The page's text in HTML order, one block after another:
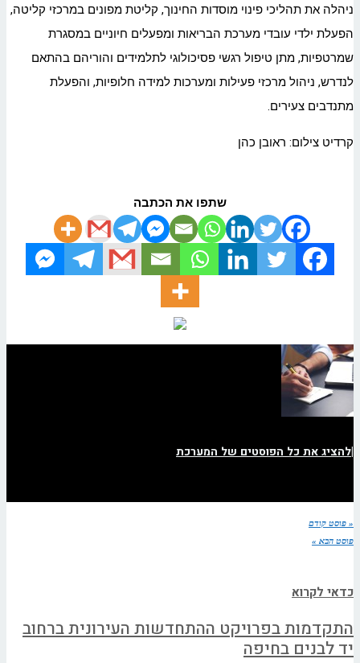
ניהלה את תהליכי פינוי מוסדות החינוך, קליטת מפונים במרכזי קליטה,
הפעלת ילדי עובדי מערכת הבריאות ומפעלים חיוניים במסגרת
שמרטפיות, מתן טיפול רגשי פסיכולוגי לתלמידים והוריהם בהתאם
לנדרש, ניהול מרכזי פעילות ומערכות למידה חלופיות, והפעלת
מתנדבים צעירים.
קרדיט צילום: ראובן כהן
שתפו את הכתבה
|להציג את כל הפוסטים של המערכת
« פוסט קודם
פוסט הבא »
כדאי לקרוא
התקדמות בפרויקט ההתחדשות העירונית ברחוב
יד לבנים בחיפה